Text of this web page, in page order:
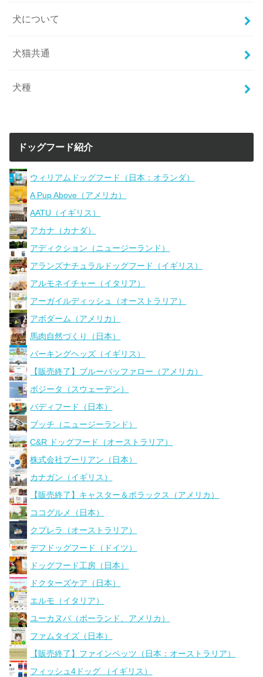
犬について
犬猫共通
犬種
ドッグフード紹介
ウィリアムドッグフード（日本：オランダ）
A Pup Above（アメリカ）
AATU（イギリス）
アカナ（カナダ）
アディクション（ニュージーランド）
アランズナチュラルドッグフード（イギリス）
アルモネイチャー（イタリア）
アーガイルディッシュ（オーストラリア）
アボダーム（アメリカ）
馬肉自然づくり（日本）
バーキングヘッズ（イギリス）
【販売終了】ブルーバッファロー（アメリカ）
ボジータ（スウェーデン）
バディフード（日本）
ブッチ（ニュージーランド）
C&R ドッグフード（オーストラリア）
株式会社ブーリアン（日本）
カナガン（イギリス）
【販売終了】キャスター＆ポラックス（アメリカ）
ココグルメ（日本）
クプレラ（オーストラリア）
デフドッグフード（ドイツ）
ドッグフード工房（日本）
ドクターズケア（日本）
エルモ（イタリア）
ユーカヌバ（ポーランド、アメリカ）
ファムタイズ（日本）
【販売終了】ファインペッツ（日本：オーストラリア）
フィッシュ4ドッグ （イギリス）